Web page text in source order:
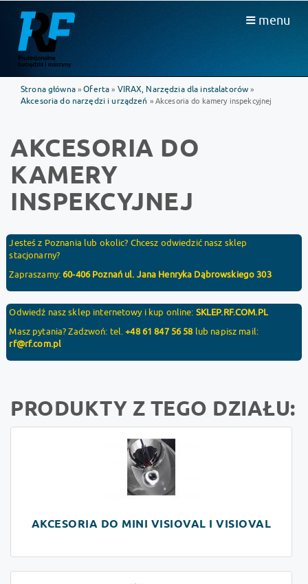
menu
Strona główna»Oferta » VIRAX, Narzędzia dla instalatorów»
Akcesoria do narzędzi i urządzeń » Akcesoria do kamery inspekcyjnej
AKCESORIA DO
KAMERY
INSPEKCYJNEJ
Jesteś z Poznania lub okolic? Chcesz odwiedzić nasz sklep
stacjonarny?
Zapraszamy:60-406 Poznań ul. Jana Henryka Dąbrowskiego 303
Odwiedź nasz sklep internetowy i kup online: SKLEP.RF.COM.PL
Masz pytania? Zadzwoń: tel.+48 61 847 56 58 lub napisz mail:
rf@rf.com.pl
PRODUKTY Z TEGO DZIAŁU:
AKCESORIA DO MINI VISIOVAL I VISIOVAL